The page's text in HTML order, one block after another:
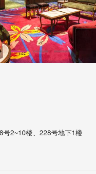
号2~10楼、228号地下1楼